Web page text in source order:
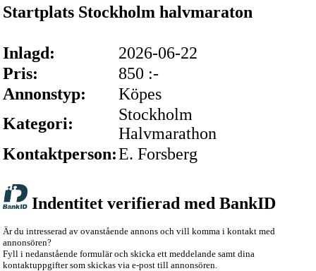
Startplats Stockholm halvmaraton
Inlagd:
2026-06-22
Pris:
850 :-
Annonstyp:
Köpes
Kategori:
Stockholm
Halvmarathon
Kontaktperson:E. Forsberg
Indentitet verifierad med BankID
Är du intresserad av ovanstående annons och vill komma i kontakt med
annonsören?
Fyll i nedanstående formulär och skicka ett meddelande samt dina
kontaktuppgifter som skickas via e-post till annonsören.